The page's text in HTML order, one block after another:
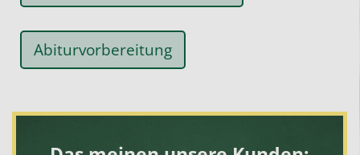
Abiturvorbereitung